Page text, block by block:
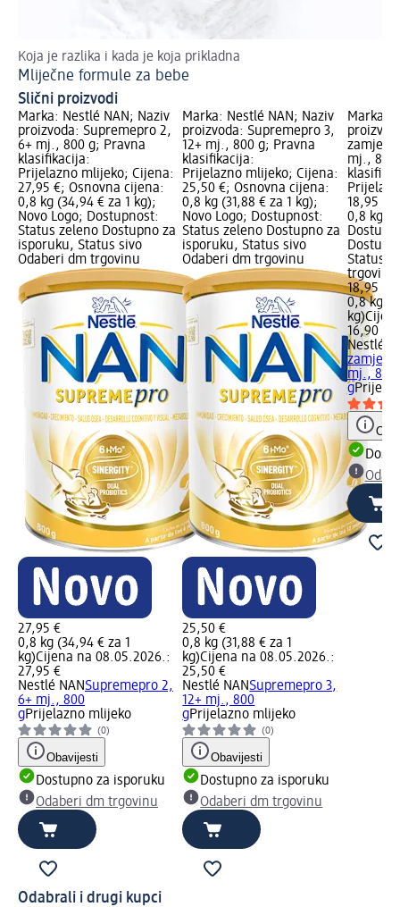
Koja je razlika i kada je koja prikladna
Mliječne formule za bebe
Slični proizvodi
Marka: Nestlé NAN; Naziv
proizvoda: Supremepro 2,
6+ mj., 800 g; Pravna
klasifikacija:
Prijelazno mlijeko; Cijena:
27,95 €; Osnovna cijena:
0,8 kg (34,94 € za 1 kg);
Novo Logo; Dostupnost:
Status zeleno Dostupno za
isporuku, Status sivo
Odaberi dm trgovinu
27,95 €
0,8 kg (34,94 € za 1
kg)Cijena na 08.05.2026.:
27,95 €
Nestlé NANSupremepro 2,
6+ mj., 800
gPrijelazno mlijeko
(0)
Obavijesti
Dostupno za isporuku
Odaberi dm trgovinu
Marka: Nestlé NAN; Naziv
proizvoda: Supremepro 3,
12+ mj., 800 g; Pravna
klasifikacija:
Prijelazno mlijeko; Cijena:
25,50 €; Osnovna cijena:
0,8 kg (31,88 € za 1 kg);
Novo Logo; Dostupnost:
Status zeleno Dostupno za
isporuku, Status sivo
Odaberi dm trgovinu
25,50 €
0,8 kg (31,88 € za 1
kg)Cijena na 08.05.2026.:
25,50 €
Nestlé NANSupremepro 3,
12+ mj., 800
gPrijelazno mlijeko
(0)
Obavijesti
Dostupno za isporuku
Odaberi dm trgovinu
Marka:
mj., 800
18,95 €;
0,8 kg
Status
trgovinu
18,95 €
0,8 kg
kg)
16,90 €
Nestlé
mj., 800
g
Odabrali i drugi kupci